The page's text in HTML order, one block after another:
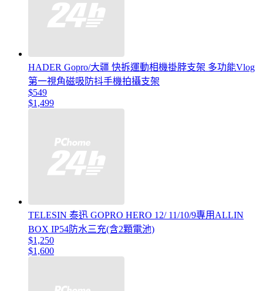
HADER Gopro/大疆 快拆運動相機掛脖支架 多功能Vlog
第一視角磁吸防抖手機拍攝支架
$549
$1,499
TELESIN 泰迅 GOPRO HERO 12/ 11/10/9專用ALLIN
BOX IP54防水三充(含2顆電池)
$1,250
$1,600